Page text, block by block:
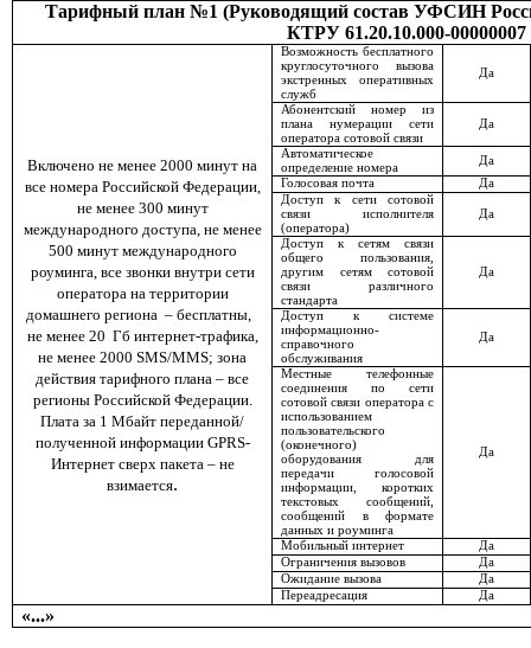
Тарифный план №1 (Руководящий состав УФСИН
КТРУ 61.20.10.000-00000007
Включено не менее 2000 минут на
все номера Российской Федерации,
не менее 300 минут
международного доступа, не менее
500 минут международного
роуминга, все звонки внутри сети
оператора на территории
домашнего региона – бесплатны,
не менее 20 Гб интернет-трафика,
не менее 2000 SMS/MMS; зона
действия тарифного плана – все
регионы Российской Федерации.
Плата за 1 Мбайт переданной/
полученной информации GPRS-
Интернет сверх пакета – не
взимается.
Возможность бесплатного
круглосуточного вызова
экстренных оперативных
служб
Да
Абонентский номер из
плана нумерации сети
оператора сотовой связи
Да
Автоматическое
определение номера
Да
Голосовая почта
Да
Доступ к сети сотовой
связи исполнителя
(оператора)
Да
Доступ к сетям связи
общего пользования,
другим сетям сотовой
связи различного
стандарта
Да
Доступ к системе
информационно-
справочного
обслуживания
Да
Местные телефонные
соединения по сети
сотовой связи оператора с
использованием
пользовательского
(оконечного)
оборудования для
передачи голосовой
информации, коротких
текстовых сообщений,
сообщений в формате
данных и роуминга
Да
Мобильный интернет
Да
Ограничения вызовов
Да
Ожидание вызова
Да
Переадресация
Да
«...»